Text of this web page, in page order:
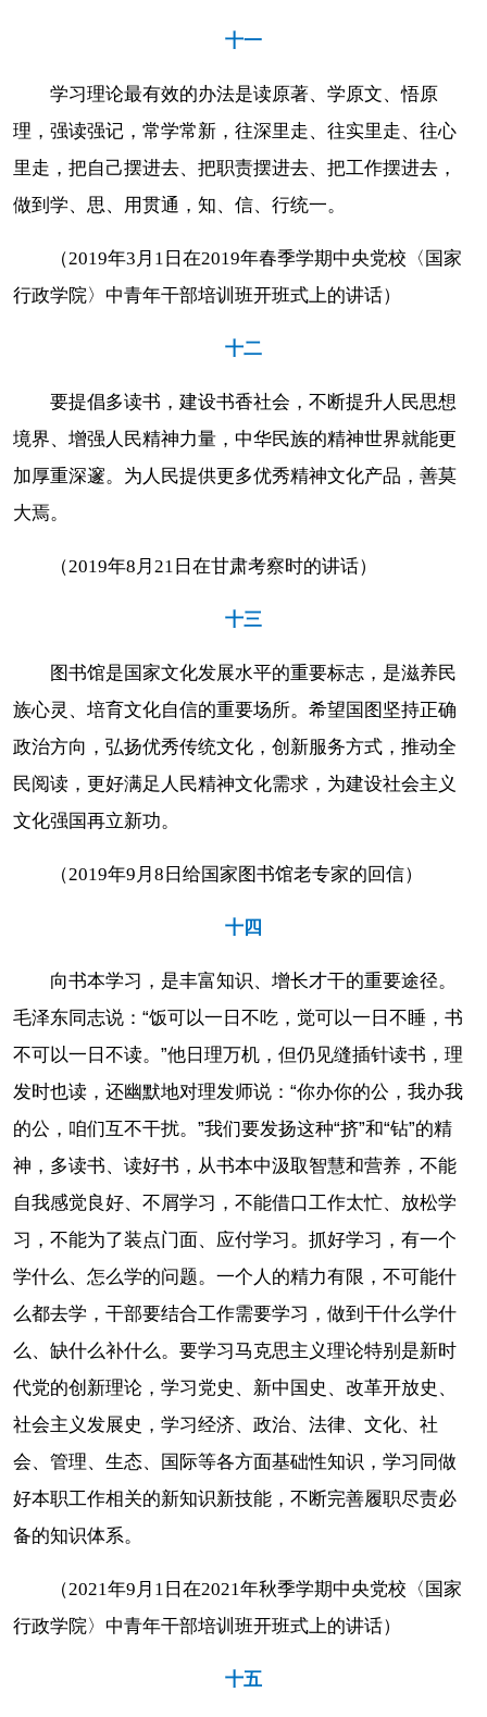
十一
学习理论最有效的办法是读原著、学原文、悟原
理，强读强记，常学常新，往深里走、往实里走、往心
里走，把自己摆进去、把职责摆进去、把工作摆进去，
做到学、思、用贯通，知、信、行统一。
（2019年3月1日在2019年春季学期中央党校〈国家
行政学院〉中青年干部培训班开班式上的讲话）
十二
要提倡多读书，建设书香社会，不断提升人民思想
境界、增强人民精神力量，中华民族的精神世界就能更
加厚重深邃。为人民提供更多优秀精神文化产品，善莫
大焉。
（2019年8月21日在甘肃考察时的讲话）
十三
图书馆是国家文化发展水平的重要标志，是滋养民
族心灵、培育文化自信的重要场所。希望国图坚持正确
政治方向，弘扬优秀传统文化，创新服务方式，推动全
民阅读，更好满足人民精神文化需求，为建设社会主义
文化强国再立新功。
（2019年9月8日给国家图书馆老专家的回信）
十四
向书本学习，是丰富知识、增长才干的重要途径。
毛泽东同志说：“饭可以一日不吃，觉可以一日不睡，书
不可以一日不读。”他日理万机，但仍见缝插针读书，理
发时也读，还幽默地对理发师说：“你办你的公，我办我
的公，咱们互不干扰。”我们要发扬这种“挤”和“钻”的精
神，多读书、读好书，从书本中汲取智慧和营养，不能
自我感觉良好、不屑学习，不能借口工作太忙、放松学
习，不能为了装点门面、应付学习。抓好学习，有一个
学什么、怎么学的问题。一个人的精力有限，不可能什
么都去学，干部要结合工作需要学习，做到干什么学什
么、缺什么补什么。要学习马克思主义理论特别是新时
代党的创新理论，学习党史、新中国史、改革开放史、
社会主义发展史，学习经济、政治、法律、文化、社
会、管理、生态、国际等各方面基础性知识，学习同做
好本职工作相关的新知识新技能，不断完善履职尽责必
备的知识体系。
（2021年9月1日在2021年秋季学期中央党校〈国家
行政学院〉中青年干部培训班开班式上的讲话）
十五